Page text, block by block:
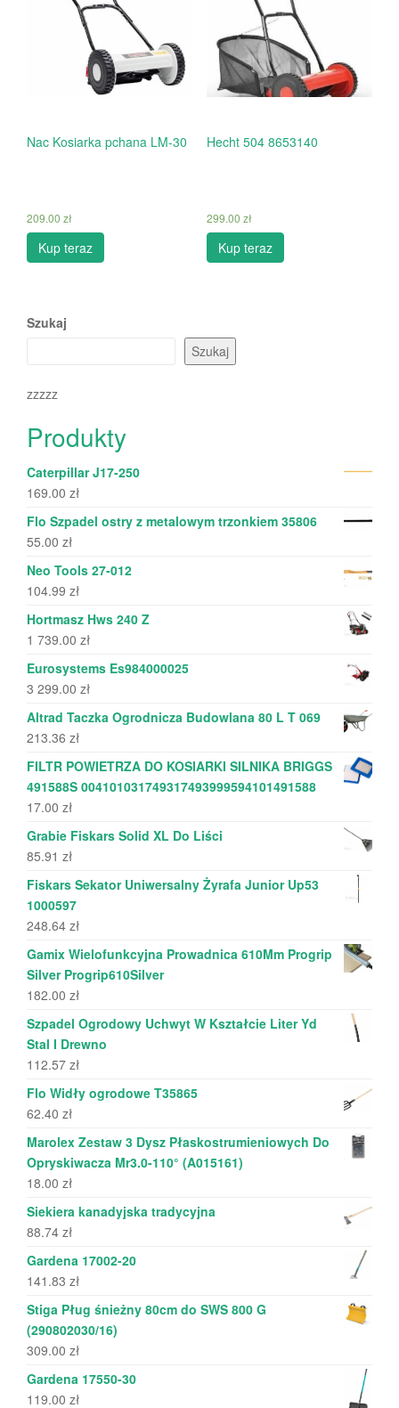
Nac Kosiarka pchana LM-30
209.00 zł
Kup teraz
Hecht 504 8653140
299.00 zł
Kup teraz
Szukaj
Szukaj
zzzzz
Produkty
Caterpillar J17-250
169.00 zł
Flo Szpadel ostry z metalowym trzonkiem 35806
55.00 zł
Neo Tools 27-012
104.99 zł
Hortmasz Hws 240 Z
1 739.00 zł
Eurosystems Es984000025
3 299.00 zł
Altrad Taczka Ogrodnicza Budowlana 80 L T 069
213.36 zł
FILTR POWIETRZA DO KOSIARKI SILNIKA BRIGGS
491588S 004101031749317493999594101491588
17.00 zł
Grabie Fiskars Solid XL Do Liści
85.91 zł
Fiskars Sekator Uniwersalny Żyrafa Junior Up53
1000597
248.64 zł
Gamix Wielofunkcyjna Prowadnica 610Mm Progrip
Silver Progrip610Silver
182.00 zł
Szpadel Ogrodowy Uchwyt W Kształcie Liter Yd
Stal I Drewno
112.57 zł
Flo Widły ogrodowe T35865
62.40 zł
Marolex Zestaw 3 Dysz Płaskostrumieniowych Do
Opryskiwacza Mr3.0-110° (A015161)
18.00 zł
Siekiera kanadyjska tradycyjna
88.74 zł
Gardena 17002-20
141.83 zł
Stiga Pług śnieżny 80cm do SWS 800 G
(290802030/16)
309.00 zł
Gardena 17550-30
119.00 zł